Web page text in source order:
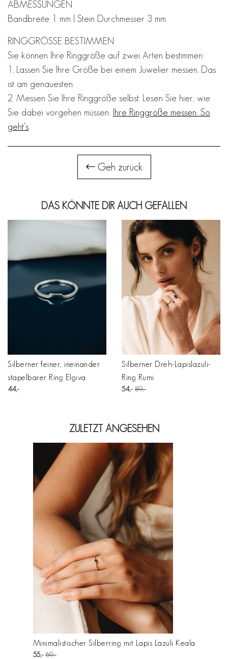
ABMESSUNGEN
Bandbreite 1 mm | Stein Durchmesser 3 mm
RINGGRÖSSE BESTIMMEN
Sie können Ihre Ringgröße auf zwei Arten bestimmen:
1. Lassen Sie Ihre Größe bei einem Juwelier messen. Das
ist am genauesten.
2. Messen Sie Ihre Ringgröße selbst. Lesen Sie hier, wie
Sie dabei vorgehen müssen: Ihre Ringgröße messen: So
geht‘s
Geh zurück
DAS KÖNNTE DIR AUCH GEFALLEN
Silberner feiner, ineinander
stapelbarer Ring Elgiva
44
Silberner Dreh-Lapislazuli-
Ring Rumi
54 89
ZULETZT ANGESEHEN
Minimalistischer Silberring mit Lapis Lazuli Keala
55 69